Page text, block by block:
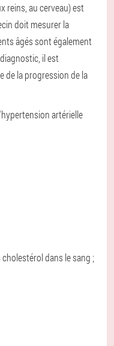
reins, au cerveau) est
doit mesurer la
âgés sont également
il est
de la progression de la
artérielle
dans le sang ;